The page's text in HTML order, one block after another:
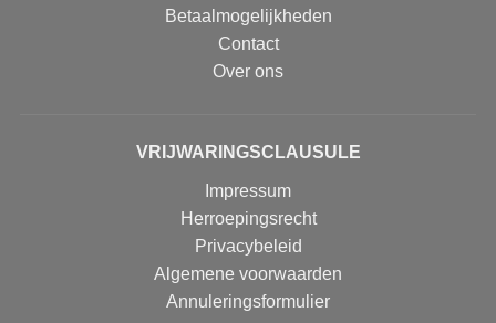
Betaalmogelijkheden
Contact
Over ons
VRIJWARINGSCLAUSULE
Impressum
Herroepingsrecht
Privacybeleid
Algemene voorwaarden
Annuleringsformulier